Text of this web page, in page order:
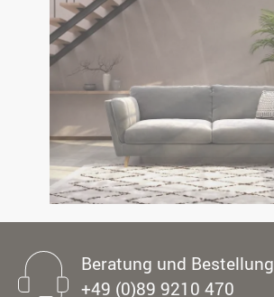
Beratung und Bestellung
+49 (0)89 9210 470